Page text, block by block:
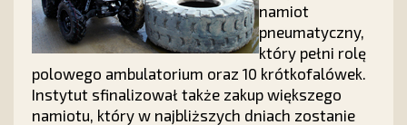
namiot
pneumatyczny,
który pełni rolę
polowego ambulatorium oraz 10 krótkofalówek.
Instytut sfinalizował także zakup większego
namiotu, który w najbliższych dniach zostanie